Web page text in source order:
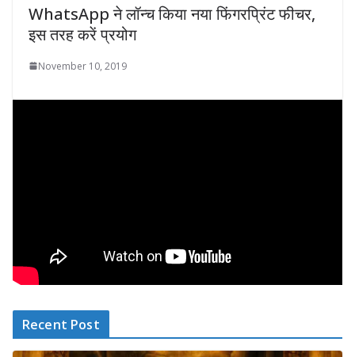
WhatsApp ने लॉन्च किया नया फिंगरप्रिंट फीचर,
इस तरह करें प्रयोग
November 10, 2019
Recent Post